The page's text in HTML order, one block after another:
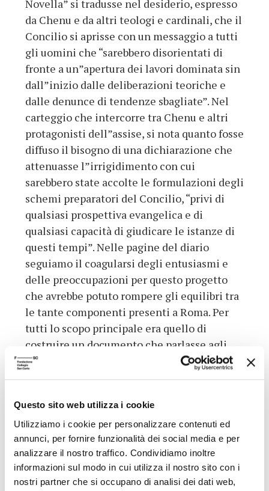
Questo sito web utilizza i cookie
Utilizziamo i cookie per personalizzare contenuti ed
annunci, per fornire funzionalità dei social media e per
analizzare il nostro traffico. Condividiamo inoltre
informazioni sul modo in cui utilizza il nostro sito con i
nostri partner che si occupano di analisi dei dati web,
Novella” si tradusse nel desiderio, espresso
da Chenu e da altri teologi e cardinali, che il
Concilio si aprisse con un messaggio a tutti
gli uomini che “sarebbero disorientati di
fronte a un”apertura dei lavori dominata sin
dall”inizio dalle deliberazioni teoriche e
dalle denunce di tendenze sbagliate”. Nel
carteggio che intercorre tra Chenu e altri
protagonisti dell”assise, si nota quanto fosse
diffuso il bisogno di una dichiarazione che
attenuasse l”irrigidimento con cui
sarebbero state accolte le formulazioni degli
schemi preparatori del Concilio, “privi di
qualsiasi prospettiva evangelica e di
qualsiasi capacità di giudicare le istanze di
questi tempi”. Nelle pagine del diario
seguiamo il coagularsi degli entusiasmi e
delle preoccupazioni per questo progetto
che avrebbe potuto rompere gli equilibri tra
le tante componenti presenti a Roma. Per
tutti lo scopo principale era quello di
costruire un documento che parlasse agli
uomini con un linguaggio in sintonia con le
aspettative sollevate dal Concilio e non
mentre “il mondo si organizza senza fare
riferimento a Dio”. Il Concilio non doveva
occuparsi di tutto, ma doveva stabilire alcuni
orientamenti dottrinali in relazione a temi
precisi limitati: è l”altro grande compito